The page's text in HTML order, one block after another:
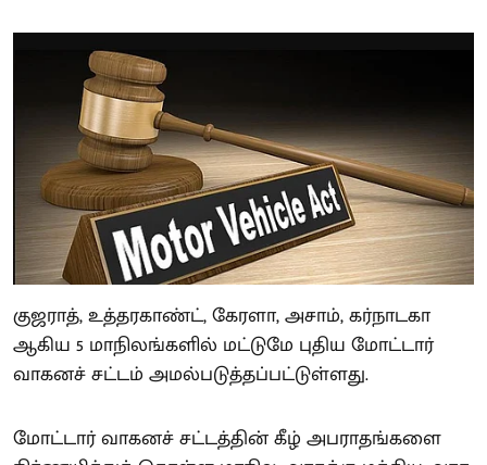
குஜராத், உத்தரகாண்ட், கேரளா, அசாம், கர்நாடகா
ஆகிய 5 மாநிலங்களில் மட்டுமே புதிய மோட்டார்
வாகனச் சட்டம் அமல்படுத்தப்பட்டுள்ளது.
மோட்டார் வாகனச் சட்டத்தின் கீழ் அபராதங்களை